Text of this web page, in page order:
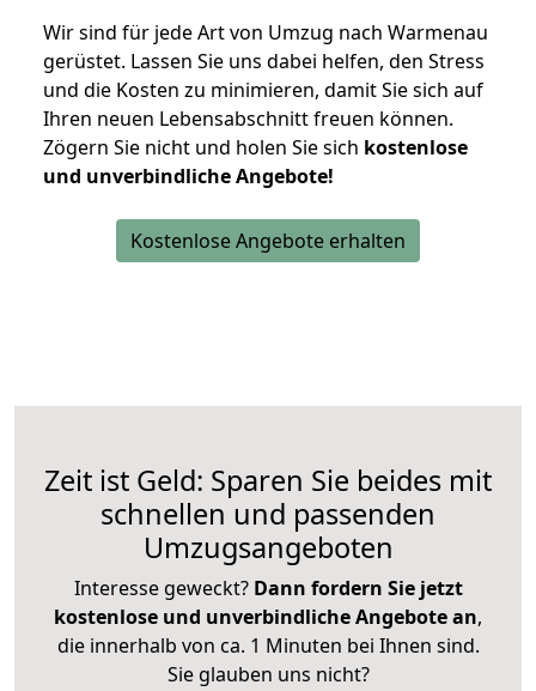
Wir sind für jede Art von Umzug nach Warmenau
gerüstet. Lassen Sie uns dabei helfen, den Stress
und die Kosten zu minimieren, damit Sie sich auf
Ihren neuen Lebensabschnitt freuen können.
Zögern Sie nicht und holen Sie sich kostenlose
und unverbindliche Angebote!
Kostenlose Angebote erhalten
Zeit ist Geld: Sparen Sie beides mit
schnellen und passenden
Umzugsangeboten
Interesse geweckt? Dann fordern Sie jetzt
kostenlose und unverbindliche Angebote an,
die innerhalb von ca. 1 Minuten bei Ihnen sind.
Sie glauben uns nicht?